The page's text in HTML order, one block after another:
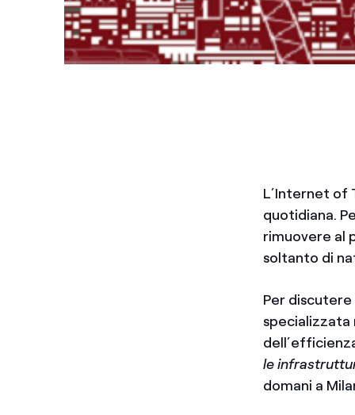
L’Internet of
quotidiana.
rimuovere al
soltanto di
Per
le
domani a